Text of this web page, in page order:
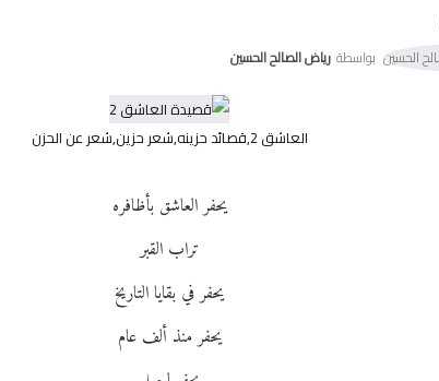
بواسطة رياض الصالح الحسين
العاشق 2,قصائد حزينه,شعر حزين,شعر عن الحزن
يحفر العاشق بأظافره
تراب القبر
يحفر في بقايا التاريخ
يحفر منذ ألف عام